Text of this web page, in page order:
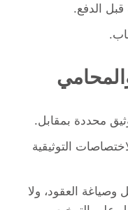
الدفع.
محددة بمقابل.
التوثيقية
وصياغة العقود، ولا